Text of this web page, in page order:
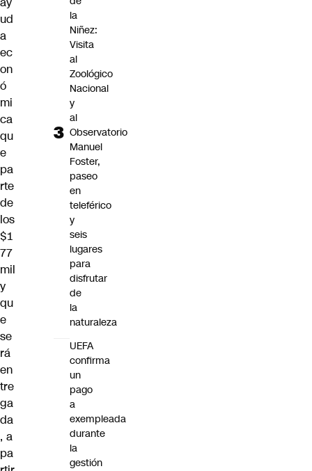
ud
a
ec
on
ó
mi
ca
qu
e
pa
rte
de
los
$1
77
mil
y
qu
e
se
rá
en
tre
ga
da
, a
pa
la
Niñez:
Visita
al
Zoológico
Nacional
y
al
Observatorio
Manuel
Foster,
paseo
en
teleférico
y
seis
lugares
para
disfrutar
de
la
naturaleza
UEFA
confirma
un
pago
a
exempleada
durante
la
gestión